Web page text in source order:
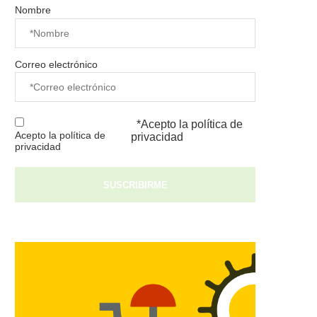
Nombre
Correo electrónico
Acepto la política de
privacidad
*Acepto la política de
privacidad